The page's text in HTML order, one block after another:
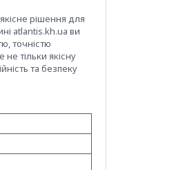
рішення для
atlantis.kh.ua ви
точністю
тільки якісну
та безпеку